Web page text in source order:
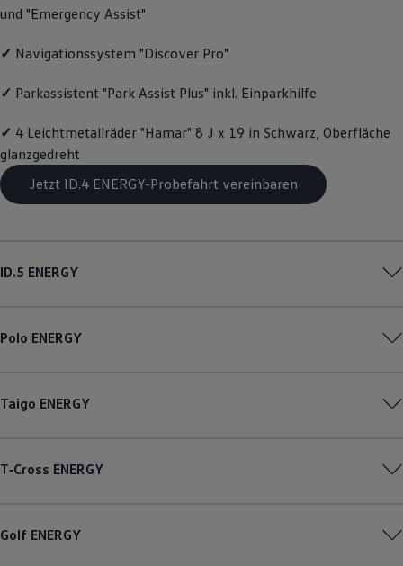
Magazin
Transport
Familie
Volkswagen R
Volkswagen Kundenbetreuung
und "Emergency Assist"
✓ Navigationssystem "Discover Pro"
✓ Parkassistent "Park Assist Plus" inkl. Einparkhilfe
✓ 4 Leichtmetallräder "Hamar" 8 J x 19 in Schwarz, Oberfläche
glanzgedreht
Jetzt ID.4 ENERGY-Probefahrt vereinbaren
ID.5 ENERGY
Polo ENERGY
Taigo ENERGY
T‑Cross ENERGY
Golf ENERGY